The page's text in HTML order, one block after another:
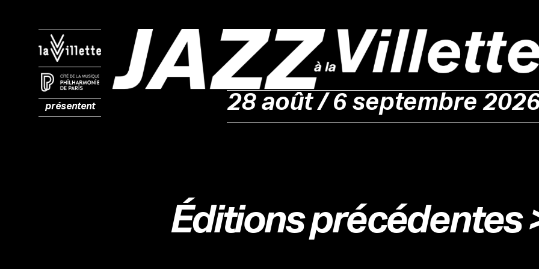
présentent 28 août / 6 septembre
Éditions précédentes